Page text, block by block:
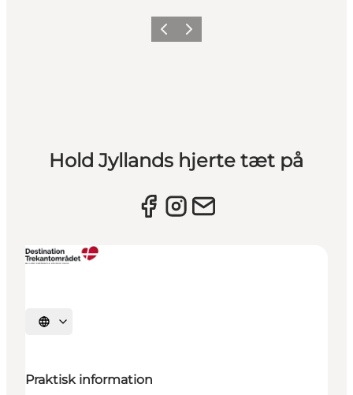
Forrige billede
Næste billede
Hold Jyllands hjerte tæt på
Vælg sprog
Praktisk information